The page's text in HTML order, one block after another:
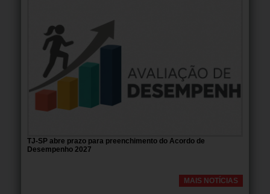
TJ-SP abre prazo para preenchimento do Acordo de
Desempenho 2027
MAIS NOTÍCIAS